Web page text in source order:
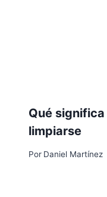
Qué
limpiarse
Por Daniel Martínez